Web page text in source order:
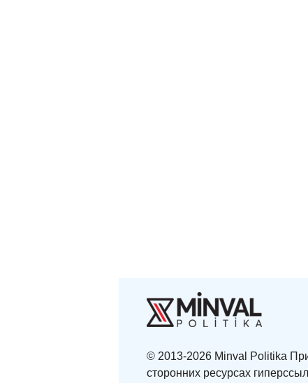
© 2013-2026 Minval Politika
сторонних ресурсах